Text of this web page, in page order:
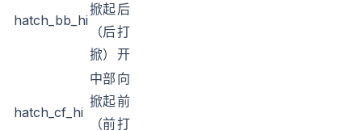
hatch_bb_hi
掀起
（后
掀）
后
打
开
hatch_cf_hi
中部
掀起
（前
向
前
打